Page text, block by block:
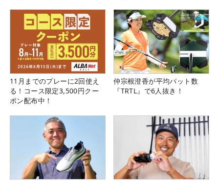
11月までのプレーに2回使え
る！コース限定3,500円クー
ポン配布中！
仲宗根澄香が平均パット数
『TRTL』で6人抜き！